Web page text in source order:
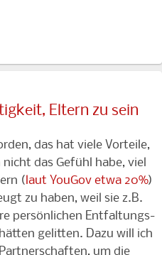
Eltern zu sein
das hat viele Vorteile,
das Gefühl habe, viel
( laut YouGov etwa 20%)
zu haben, weil sie z.B.
persönlichen Entfaltungs-
gelitten. Dazu will ich
um die